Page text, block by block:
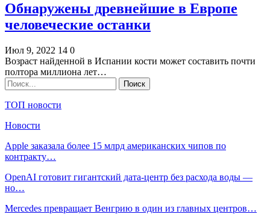
Обнаружены древнейшие в Европе
человеческие останки
Июл 9, 2022 14 0
Возраст найденной в Испании кости может составить почти
полтора миллиона лет…
ТОП новости
Новости
Apple заказала более 15 млрд американских чипов по
контракту…
OpenAI готовит гигантский дата-центр без расхода воды —
но…
Mercedes превращает Венгрию в один из главных центров…